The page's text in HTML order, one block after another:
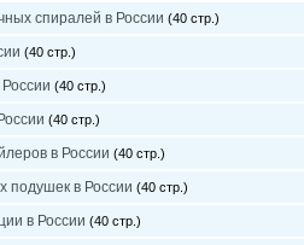
спиралей в России (40 стр.)
(40 стр.)
(40 стр.)
(40 стр.)
в России (40 стр.)
подушек в России (40 стр.)
в России (40 стр.)